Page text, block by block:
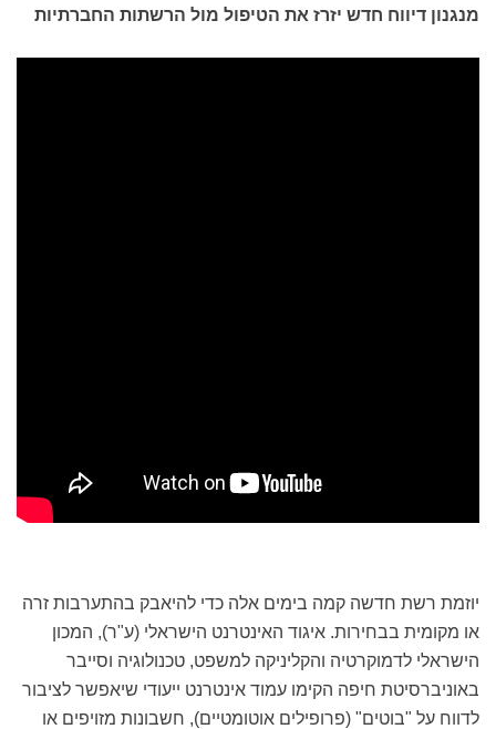
מנגנון דיווח חדש יזרז את הטיפול מול הרשתות החברתיות
יוזמת רשת חדשה קמה בימים אלה כדי להיאבק בהתערבות זרה
או מקומית בבחירות. איגוד האינטרנט הישראלי (ע"ר), המכון
הישראלי לדמוקרטיה והקליניקה למשפט, טכנולוגיה וסייבר
באוניברסיטת חיפה הקימו עמוד אינטרנט ייעודי שיאפשר לציבור
לדווח על "בוטים" (פרופילים אוטומטיים), חשבונות מזויפים או